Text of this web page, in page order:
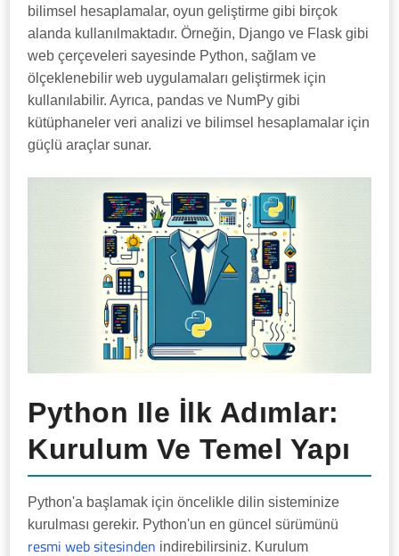
bilimsel hesaplamalar, oyun geliştirme gibi birçok
alanda kullanılmaktadır. Örneğin, Django ve Flask gibi
web çerçeveleri sayesinde Python, sağlam ve
ölçeklenebilir web uygulamaları geliştirmek için
kullanılabilir. Ayrıca, pandas ve NumPy gibi
kütüphaneler veri analizi ve bilimsel hesaplamalar için
güçlü araçlar sunar.
Python Ile İlk Adımlar:
Kurulum Ve Temel Yapı
Python'a başlamak için öncelikle dilin sisteminize
kurulması gerekir. Python'un en güncel sürümünü
resmi web sitesinden indirebilirsiniz. Kurulum